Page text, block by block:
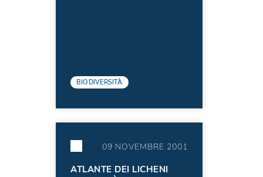
BIODIVERSITÀ
09 NOVEMBRE 2001
ATLANTE DEI LICHENI